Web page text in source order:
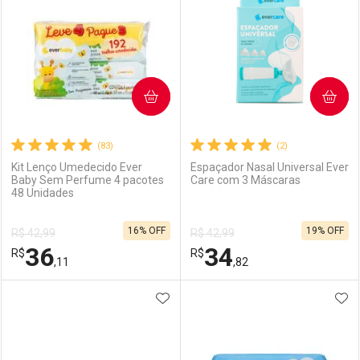
(83)
Kit Lenço Umedecido Ever
Baby Sem Perfume 4 pacotes
48 Unidades
R$ 42,99
R$36,11
16% OFF
COMPRAR
(2)
Espaçador Nasal Universal Ever
Care com 3 Máscaras
R$ 42,99
R$34,82
19% OFF
COMPRAR
ADICIONAR AOS FAVORITOS